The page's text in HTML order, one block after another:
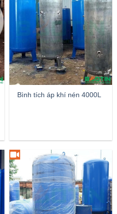
Bình tích áp khí nén 4000L